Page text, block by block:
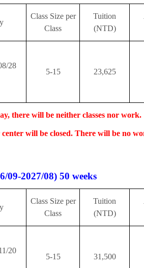
Class Size per
Class
Tuition
(NTD)
28
5-15 23,625
there will be neither classes nor work.
will be closed. There will be no
09-2027/08) 50 weeks
Class Size per
Class
Tuition
(NTD)
20
5-15 31,500